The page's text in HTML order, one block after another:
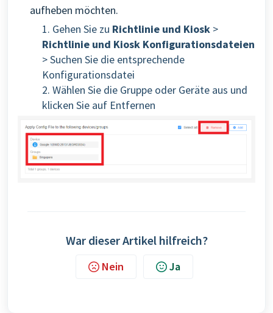
aufheben möchten.
1. Gehen Sie zu Richtlinie und Kiosk >
Richtlinie und Kiosk Konfigurationsdateien
> Suchen Sie die entsprechende
Konfigurationsdatei
2. Wählen Sie die Gruppe oder Geräte aus und
klicken Sie auf Entfernen
War dieser Artikel hilfreich?
Nein Ja